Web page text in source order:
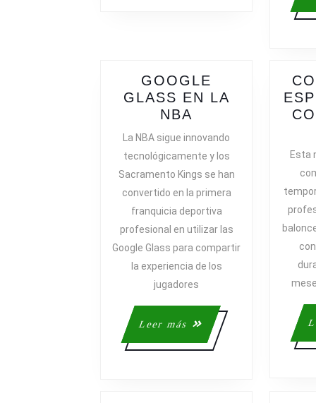
GOOGLE
GLASS EN LA
NBA
GLASS
LA
NBA
La NBA sigue innovando
tecnológicamente y los
Sacramento Kings se han
convertido en la primera
franquicia deportiva
profesional en utilizar las
Google Glass para compartir
la experiencia de los
jugadores
Leer más
Leer
más
Esta